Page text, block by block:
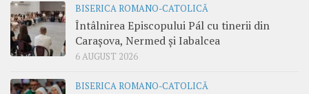
BISERICA ROMANO-CATOLICĂ
Întâlnirea Episcopului Pál cu tinerii din
Carașova, Nermed și Iabalcea
6 AUGUST 2026
BISERICA ROMANO-CATOLICĂ